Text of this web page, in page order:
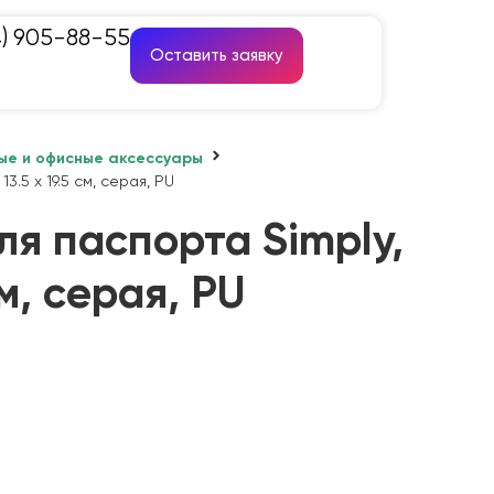
905-88-55
Оставить заявку
и офисные аксессуары
х 19.5 см, серая, PU
паспорта Simply,
серая, PU